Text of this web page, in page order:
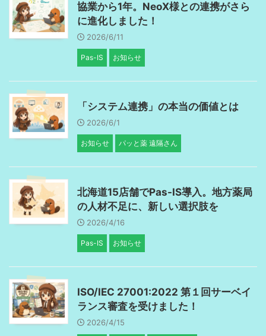
協業から1年。NeoX様との連携がさら
に進化しました！
2026/6/11
Pas-IS お知らせ
「システム連携」の本当の価値とは
2026/6/1
お知らせ パッと薬 遠隔さん
北海道15店舗でPas-IS導入。地方薬局
の人材不足に、新しい選択肢を
2026/4/16
Pas-IS お知らせ
ISO/IEC 27001:2022 第１回サーベイ
ランス審査を受けました！
2026/4/15